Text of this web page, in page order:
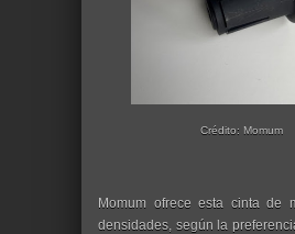
Crédito: Momum
Momum ofrece esta cinta de
densidades, según la